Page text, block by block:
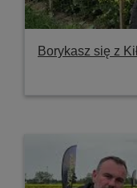
Borykasz się z